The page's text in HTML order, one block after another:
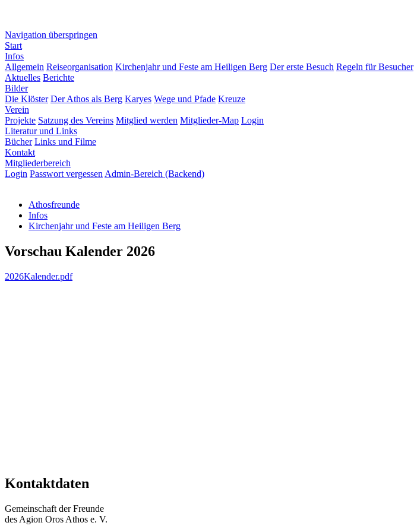
Navigation überspringen
Start
Infos
Allgemein Reiseorganisation Kirchenjahr und Feste am Heiligen Berg Der erste Besuch Regeln für Besucher
Aktuelles Berichte
Bilder
Die Klöster Der Athos als Berg Karyes Wege und Pfade Kreuze
Verein
Projekte Satzung des Vereins Mitglied werden Mitglieder-Map Login
Literatur und Links
Bücher Links und Filme
Kontakt
Mitgliederbereich
Login Passwort vergessen Admin-Bereich (Backend)
Athosfreunde
Infos
Kirchenjahr und Feste am Heiligen Berg
Vorschau Kalender 2026
2026Kalender.pdf
Kontaktdaten
Gemeinschaft der Freunde
des Agion Oros Athos e. V.